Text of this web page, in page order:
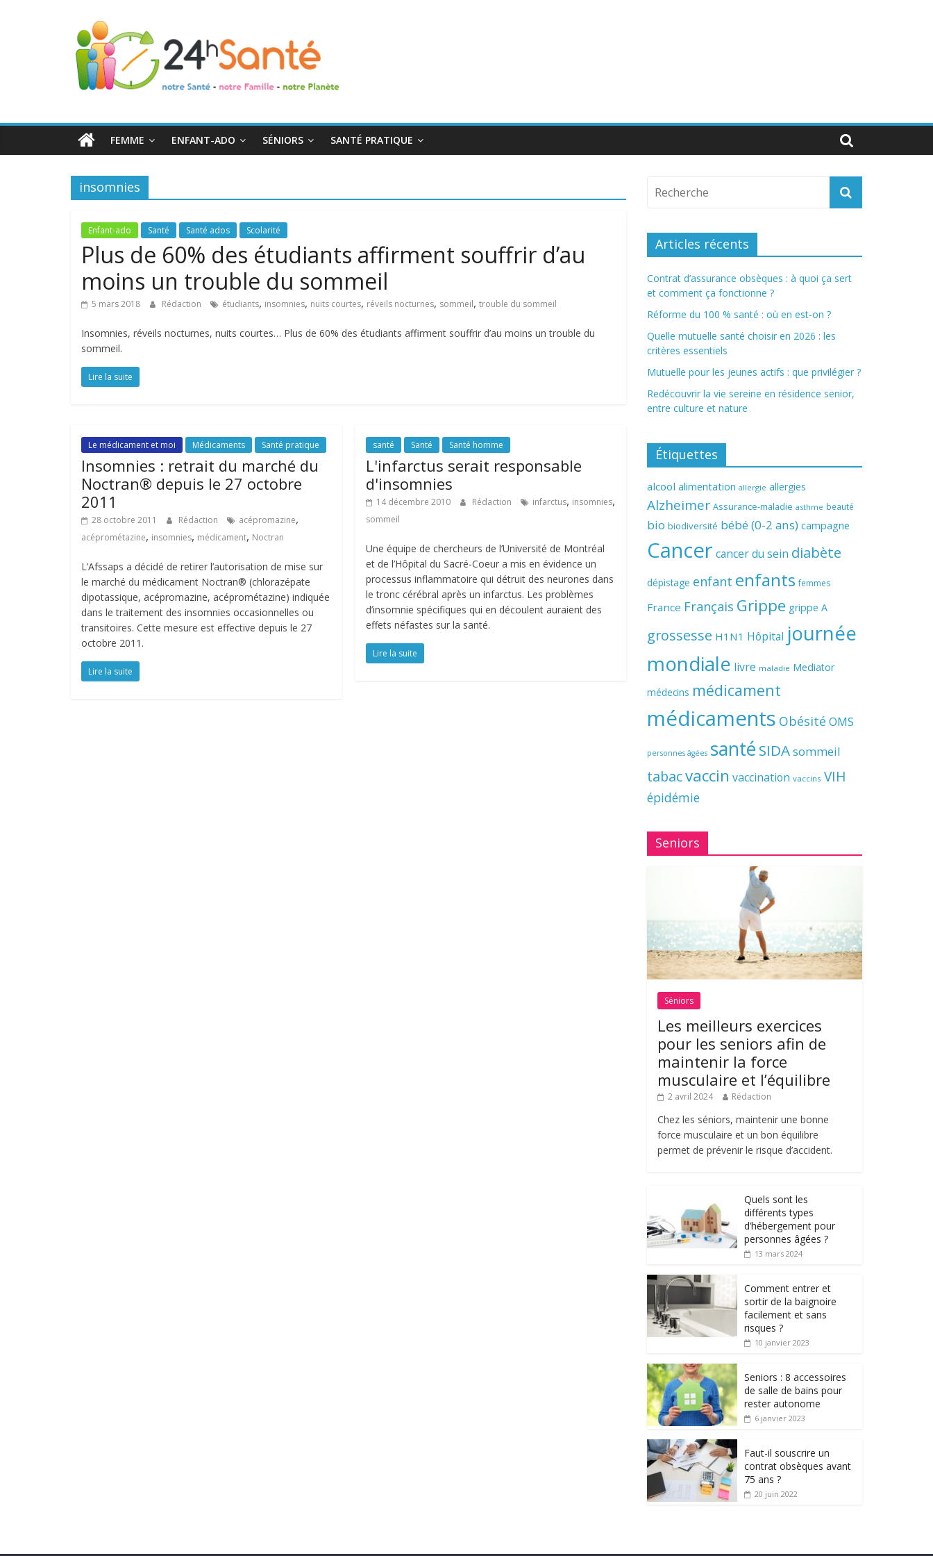
24h
Santé
toute
famille
FEMME ENFANT-ADO SÉNIORS SANTÉ PRATIQUE
insomnies
Enfant-ado Santé Santé ados Scolarité
Plus de 60% des étudiants affirment souffrir d’au
moins un trouble du sommeil
5 mars 2018 Rédaction étudiants, insomnies, nuits courtes, réveils nocturnes, sommeil, trouble du sommeil
Insomnies, réveils nocturnes, nuits courtes… Plus de 60% des étudiants affirment souffrir d’au moins un trouble du
sommeil.
Lire la suite
Le médicament et moi Médicaments Santé pratique
Insomnies : retrait du marché du
Noctran® depuis le 27 octobre
2011
28 octobre 2011 Rédaction acépromazine,
acéprométazine, insomnies, médicament, Noctran
L’Afssaps a décidé de retirer l’autorisation de mise sur
le marché du médicament Noctran® (chlorazépate
dipotassique, acépromazine, acéprométazine) indiquée
dans le traitement des insomnies occasionnelles ou
transitoires. Cette mesure est effective depuis le 27
octobre 2011.
Lire la suite
santé Santé Santé homme
L'infarctus serait responsable
d'insomnies
14 décembre 2010 Rédaction infarctus, insomnies,
sommeil
Une équipe de chercheurs de l’Université de Montréal
et de l’Hôpital du Sacré-Coeur a mis en évidence un
processus inflammatoire qui détruit des neurones dans
le tronc cérébral après un infarctus. Les problèmes
d’insomnie spécifiques qui en découlent auraient des
effets néfastes sur la santé.
Lire la suite
Articles récents
Contrat d’assurance obsèques : à quoi ça sert
et comment ça fonctionne ?
Réforme du 100 % santé : où en est-on ?
Quelle mutuelle santé choisir en 2026 : les
critères essentiels
Mutuelle pour les jeunes actifs : que privilégier ?
Redécouvrir la vie sereine en résidence senior,
entre culture et nature
Étiquettes
alcool alimentation allergie allergies
Alzheimer Assurance-maladie asthme beauté
bio biodiversité bébé (0-2 ans) campagne
Cancer cancer du sein diabète
dépistage enfant enfants femmes
France Français Grippe grippe A
grossesse H1N1 Hôpital journée
mondiale livre maladie Mediator
médecins médicament
médicaments Obésité OMS
personnes âgées santé SIDAsommeil
tabacvaccin vaccination vaccins VIH
épidémie
Seniors
Séniors
Les meilleurs exercices
pour les seniors afin de
maintenir la force
musculaire et l’équilibre
2 avril 2024 Rédaction
Chez les séniors, maintenir une bonne
force musculaire et un bon équilibre
permet de prévenir le risque d’accident.
Quels sont les
différents types
d’hébergement pour
personnes âgées ?
13 mars 2024
Comment entrer et
sortir de la baignoire
facilement et sans
risques ?
10 janvier 2023
Seniors : 8 accessoires
de salle de bains pour
rester autonome
6 janvier 2023
Faut-il souscrire un
contrat obsèques avant
75 ans ?
20 juin 2022